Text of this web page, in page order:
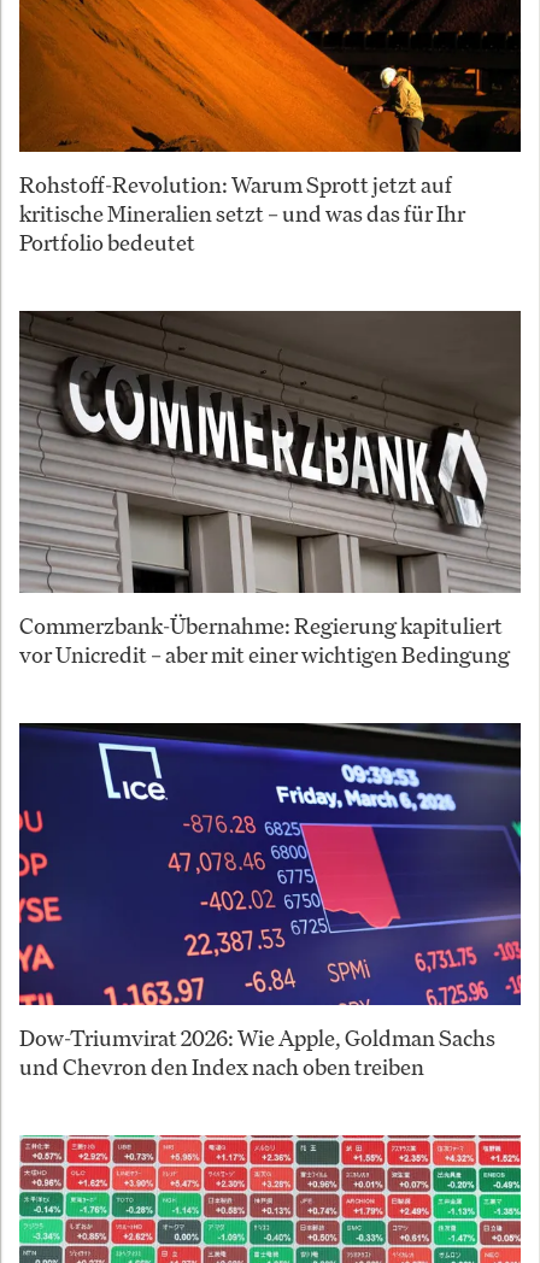
Rohstoff-Revolution: Warum Sprott jetzt auf
kritische Mineralien setzt – und was das für Ihr
Portfolio bedeutet
Commerzbank-Übernahme: Regierung kapituliert
vor Unicredit – aber mit einer wichtigen Bedingung
Dow-Triumvirat 2026: Wie Apple, Goldman Sachs
und Chevron den Index nach oben treiben